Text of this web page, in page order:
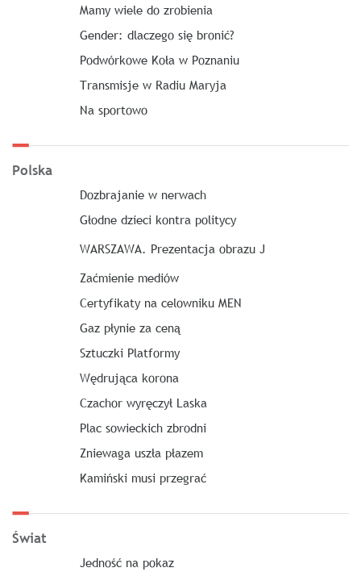
Mamy wiele do zrobienia
Gender: dlaczego się bronić?
Podwórkowe Koła w Poznaniu
Transmisje w Radiu Maryja
Na sportowo
Polska
Dozbrajanie w nerwach
Głodne dzieci kontra politycy
WARSZAWA. Prezentacja obrazu J
Zaćmienie mediów
Certyfikaty na celowniku MEN
Gaz płynie za ceną
Sztuczki Platformy
Wędrująca korona
Czachor wyręczył Laska
Plac sowieckich zbrodni
Zniewaga uszła płazem
Kamiński musi przegrać
Świat
Jedność na pokaz